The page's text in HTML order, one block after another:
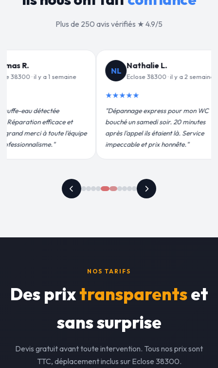
Plus de 250 avis vérifiés ★ 4.9/5
L.
· il y a 2 semaines
pour mon WC
soir. 20 minutes
là. Service
honnête."
JF
Jean-François C.
Eclose 38300 · il y a 3 semaines
★★★★★
"Remplacement de mon chauffe-eau en
moins de 2h. Équipe très pro, devis
conforme, chantier propre. Je
recommande vivement."
NOS TARIFS
Des prixtransparentset
sans surprise
Devis gratuit avant toute intervention. Tous nos prix sont
TTC, déplacement inclus sur Eclose 38300.